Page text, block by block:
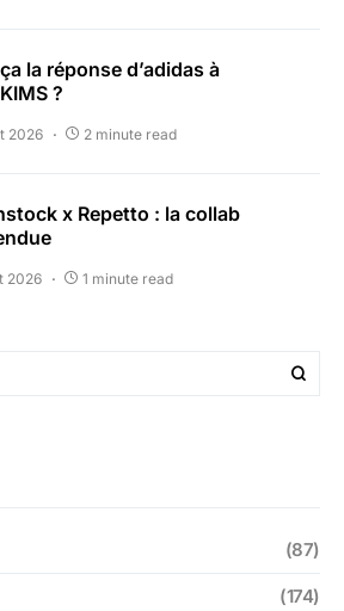
la réponse d’adidas à
?
2026 2 minute read
x Repetto : la collab
2026 1 minute read
(87)
(174)